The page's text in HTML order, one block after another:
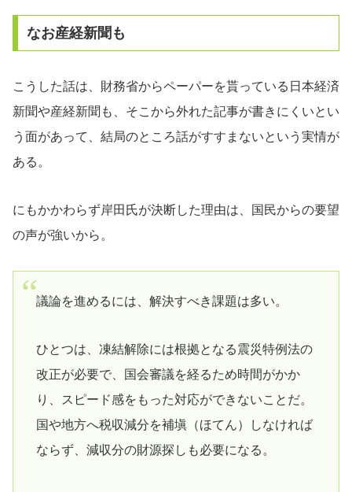
なお産経新聞も
こうした話は、財務省からペーパーを貰っている日本経済
新聞や産経新聞も、そこから外れた記事が書きにくいとい
う面があって、結局のところ話がすすまないという実情が
ある。
にもかかわらず岸田氏が決断した理由は、国民からの要望
の声が強いから。
議論を進めるには、解決すべき課題は多い。
ひとつは、凍結解除には根拠となる震災特例法の
改正が必要で、国会審議を経るため時間がかか
り、スピード感をもった対応ができないことだ。
国や地方へ税収減分を補塡（ほてん）しなければ
ならず、減収分の財源探しも必要になる。